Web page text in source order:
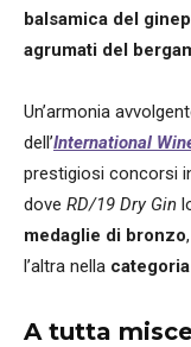
balsamica del
agrumati del
Un’armonia
dell’International
prestigiosi concorsi
dove RD/19 Dry Gin
medaglie di bronzo
l’altra nella categoria
A tutta